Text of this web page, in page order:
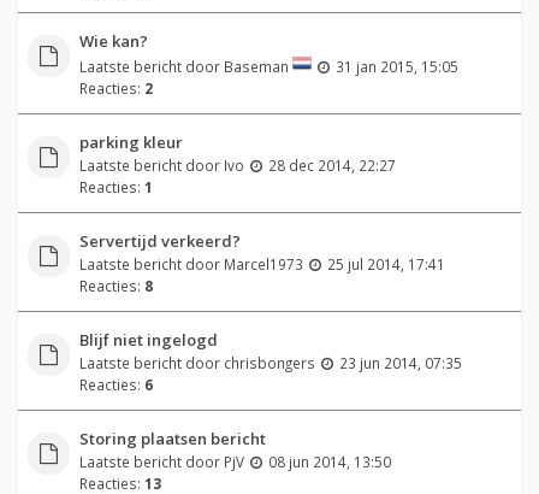
Wie kan?
Laatste bericht door Baseman
31 jan 2015, 15:05
Reacties: 2
parking kleur
Laatste bericht door Ivo
28 dec 2014, 22:27
Reacties: 1
Servertijd verkeerd?
Laatste bericht door Marcel1973
25 jul 2014, 17:41
Reacties: 8
Blijf niet ingelogd
Laatste bericht door chrisbongers
23 jun 2014, 07:35
Reacties: 6
Storing plaatsen bericht
Laatste bericht door PjV
08 jun 2014, 13:50
Reacties: 13